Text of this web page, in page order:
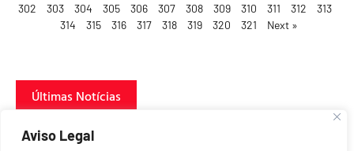
Aviso Legal
302
303 304 305 306 307 308 309 310 311 312
313
314
315 316 317 318 319 320 321 Next »
Últimas Notícias